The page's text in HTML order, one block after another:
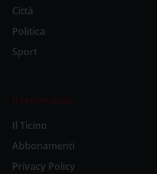
Città
Politica
Sport
Il settimanale
Il Ticino
Abbonamenti
Privacy Policy